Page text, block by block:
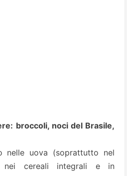
broccoli, noci del Brasile,
nelle uova (soprattutto nel
nei cereali integrali e in